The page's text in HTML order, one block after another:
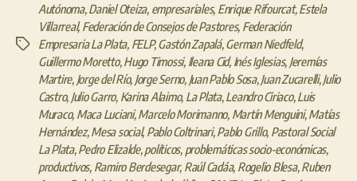
Etiquetas
Autónoma, Daniel Oteiza, empresariales, Enrique Rifourcat, Estela
Villarreal,Federación de Consejos de Pastores, Federación
Empresaria La Plata, FELP,Gastón Zapalá, German Niedfeld,
Guillermo Moretto, Hugo Timossi, Ileana Cid, Inés Iglesias, Jeremías
Martire, Jorge del Río, Jorge Serno, Juan Pablo Sosa, Juan Zucarelli, Julio
Castro, Julio Garro, Karina Alaimo, La Plata, Leandro Ciriaco, Luis
Muraco, Maca Luciani, Marcelo Morimanno, Martín Menguini, Matías
Hernández, Mesa social,Pablo Coltrinari, Pablo Grillo, Pastoral Social
La Plata, Pedro Elizalde, políticos, problemáticas socio-económicas,
productivos, Ramiro Berdesegar, Raúl Cadáa, Rogelio Blesa, Ruben